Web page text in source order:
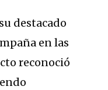
destacado
en las
reconoció